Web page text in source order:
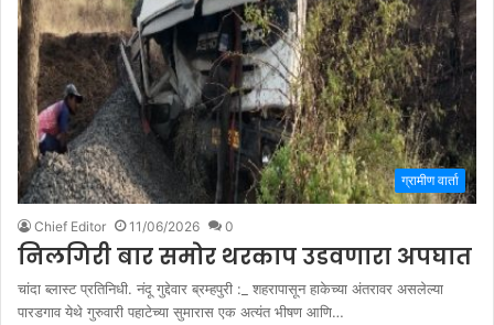
ग्रामीण वार्ता
Chief Editor 11/06/2026 0
निलगिरी बार समोर थरकाप उडवणारा अपघात
चांदा ब्लास्ट प्रतिनिधी. नंदू गुद्देवार ब्रम्हपुरी :_ शहरापासून हाकेच्या अंतरावर असलेल्या
पारडगाव येथे गुरुवारी पहाटेच्या सुमारास एक अत्यंत भीषण आणि…